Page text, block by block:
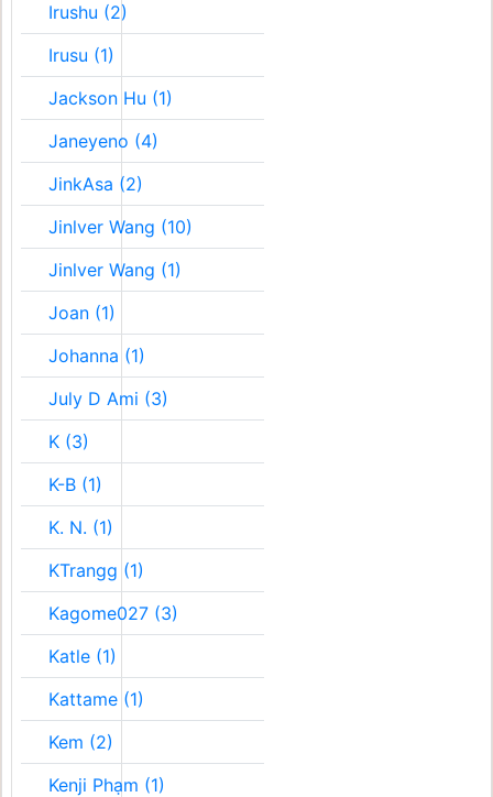
Irushu (2)
Irusu (1)
Jackson Hu (1)
Janeyeno (4)
JinkAsa (2)
Jinlver Wang (10)
Jinlver Wang (1)
Joan (1)
Johanna (1)
July D Ami (3)
K (3)
K-B (1)
K. N. (1)
KTrangg (1)
Kagome027 (3)
Katle (1)
Kattame (1)
Kem (2)
Kenji Phạm (1)